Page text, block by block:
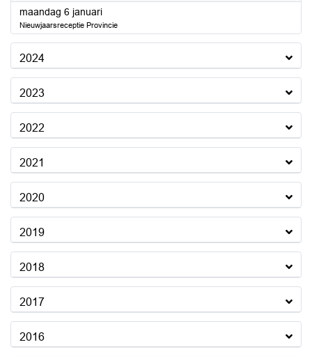
maandag 6 januari2025
Nieuwjaarsreceptie Provincie
2024
2023
2022
2021
2020
2019
2018
2017
2016